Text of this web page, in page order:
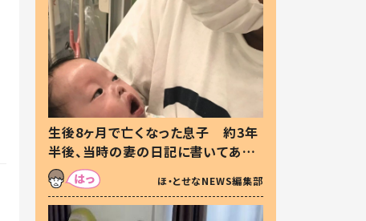
生後8ヶ月で亡くなった息子 約3年
半後、当時の妻の日記に書いてあっ
た本音とは
ほ・とせなNEWS編集部